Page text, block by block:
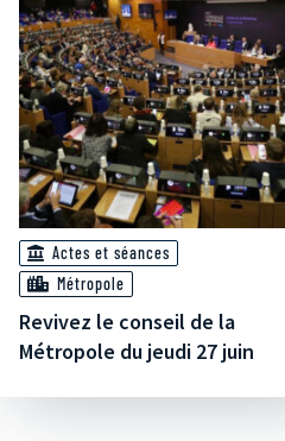
Actes et séances
Métropole
Revivez le conseil de la
Métropole du jeudi 27 juin